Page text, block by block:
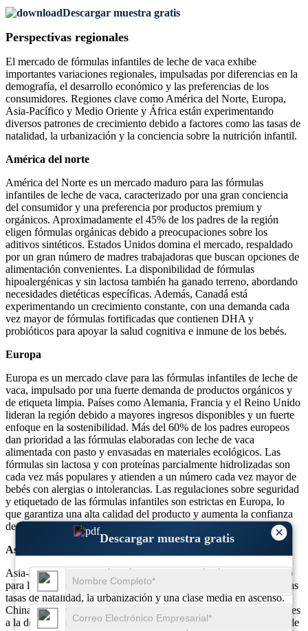
×
Descargar muestra gratis
Descargar muestra gratis
Perspectivas regionales
El mercado de fórmulas infantiles de leche de vaca exhibe
importantes variaciones regionales, impulsadas por diferencias en la
demografía, el desarrollo económico y las preferencias de los
consumidores. Regiones clave como América del Norte, Europa,
Asia-Pacífico y Medio Oriente y África están experimentando
diversos patrones de crecimiento debido a factores como las tasas de
natalidad, la urbanización y la conciencia sobre la nutrición infantil.
América del norte
América del Norte es un mercado maduro para las fórmulas
infantiles de leche de vaca, caracterizado por una gran conciencia
del consumidor y una preferencia por productos premium y
orgánicos. Aproximadamente el 45% de los padres de la región
eligen fórmulas orgánicas debido a preocupaciones sobre los
aditivos sintéticos. Estados Unidos domina el mercado, respaldado
por un gran número de madres trabajadoras que buscan opciones de
alimentación convenientes. La disponibilidad de fórmulas
hipoalergénicas y sin lactosa también ha ganado terreno, abordando
necesidades dietéticas específicas. Además, Canadá está
experimentando un crecimiento constante, con una demanda cada
vez mayor de fórmulas fortificadas que contienen DHA y
probióticos para apoyar la salud cognitiva e inmune de los bebés.
Europa
Europa es un mercado clave para las fórmulas infantiles de leche de
vaca, impulsado por una fuerte demanda de productos orgánicos y
de etiqueta limpia. Países como Alemania, Francia y el Reino Unido
lideran la región debido a mayores ingresos disponibles y un fuerte
enfoque en la sostenibilidad. Más del 60% de los padres europeos
dan prioridad a las fórmulas elaboradas con leche de vaca
alimentada con pasto y envasadas en materiales ecológicos. Las
fórmulas sin lactosa y con proteínas parcialmente hidrolizadas son
cada vez más populares y atienden a un número cada vez mayor de
bebés con alergias o intolerancias. Las regulaciones sobre seguridad
y etiquetado de las fórmulas infantiles son estrictas en Europa, lo
que garantiza una alta calidad del producto y aumenta la confianza
de los consumidores.
Asia-Pacífico
Asia-Pacífico es la región más grande y de más rápido crecimiento
para las fórmulas infantiles de leche de vaca, impulsada por las altas
tasas de natalidad, la urbanización y una clase media en ascenso.
China, India y el Sudeste Asiático son los principales contribuyentes
a la demanda regional, y China por sí sola representa casi el 50% de